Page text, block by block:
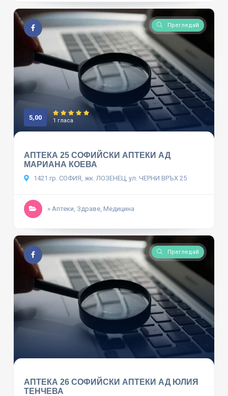
Прегледай
5,00 1 гласа
АПТЕКА 25 СОФИЙСКИ АПТЕКИ АД
МАРИАНА КОЕВА
1421 гр. СОФИЯ, жк. ЛОЗЕНЕЦ, ул. ЧЕРНИ ВРЪХ 25
» Аптеки, Здраве, Медицина
Прегледай
АПТЕКА 26 СОФИЙСКИ АПТЕКИ АД ЮЛИЯ
ТЕНЧЕВА